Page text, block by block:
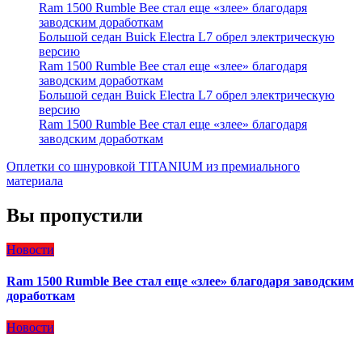
Ram 1500 Rumble Bee стал еще «злее» благодаря
заводским доработкам
Большой седан Buick Electra L7 обрел электрическую
версию
Ram 1500 Rumble Bee стал еще «злее» благодаря
заводским доработкам
Большой седан Buick Electra L7 обрел электрическую
версию
Ram 1500 Rumble Bee стал еще «злее» благодаря
заводским доработкам
Оплетки со шнуровкой TITANIUM из премиального
материала
Вы пропустили
Новости
Ram 1500 Rumble Bee стал еще «злее» благодаря заводским
доработкам
Новости